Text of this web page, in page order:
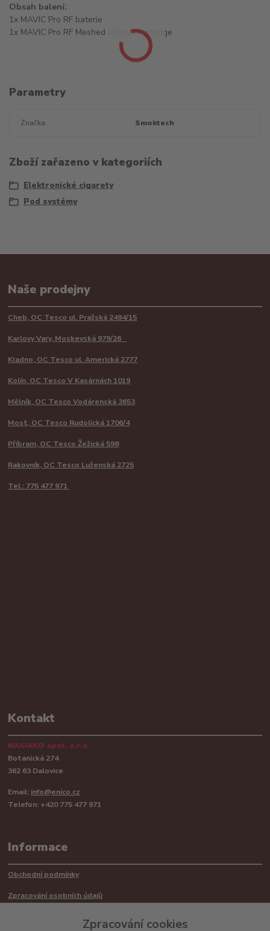
Obsah balení:
1x MAVIC Pro RF baterie
1x MAVIC Pro RF Meshed 0,8ohm cartridge
Parametry
Značka Smoktech
Zboží zařazeno v kategoriích
Elektronické cigarety
Pod systémy
Naše prodejny
Cheb, OC Tesco ul. Pražská 2494/15
Karlovy Vary, Moskevská 979/26
Kladno, OC Tesco ul. Americká 2777
Kolín, OC Tesco V Kasárnách 1019
Mělník, OC Tesco Vodárenská 3653
Most, OC Tesco Rudolická 1706/4
Příbram, OC Tesco Žežická 598
Rakovník, OC Tesco Luženská 2725
Tel.: 775 477 971
Kontakt
NASIAKO spol. s.r.o.
Botanická 274
362 63 Dalovice
Email: info@enico.cz
Telefon: +420 775 477 971
Informace
Obchodní podmínky
Zpracování osobních údajů
Zpracování cookies